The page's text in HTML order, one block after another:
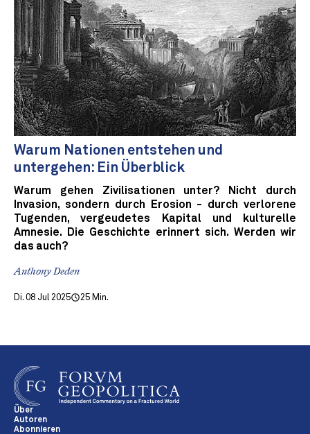
Warum Nationen entstehen und
untergehen: Ein Überblick
Warum gehen Zivilisationen unter? Nicht durch
Invasion, sondern durch Erosion - durch verlorene
Tugenden, vergeudetes Kapital und kulturelle
Amnesie. Die Geschichte erinnert sich. Werden wir
das auch?
Anthony Deden
Di. 08 Jul 2025 25 Min.
Über
Autoren
Abonnieren